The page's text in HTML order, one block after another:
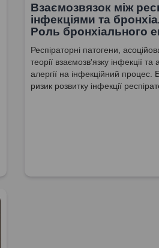
Взаємозвязок між
інфекціями та
Роль бронхіального
Респіраторні патогени,
теорії взаємозв'язку інфекції
алергії на інфекційний процес.
ризик розвитку інфекції